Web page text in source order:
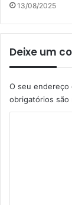
13/08/2025
Deixe um
O seu endereço
obrigatórios são